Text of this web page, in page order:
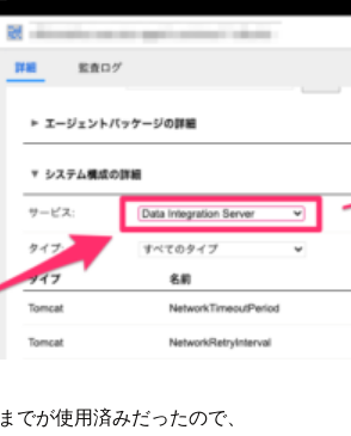
までが使用済みだったので、